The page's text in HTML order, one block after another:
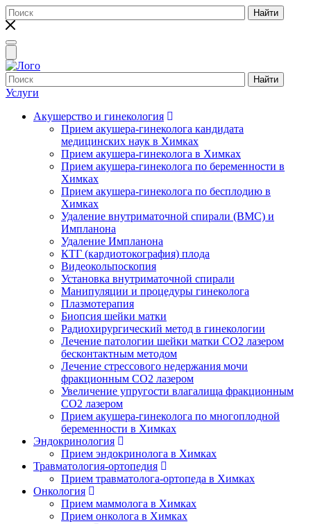
Найти
Toggle
navigation
Найти
Услуги
Акушерство и гинекология
Прием акушера-гинеколога кандидата
медицинских наук в Химках
Прием акушера-гинеколога в Химках
Прием акушера-гинеколога по беременности в
Химках
Прием акушера-гинеколога по бесплодию в
Химках
Удаление внутриматочной спирали (ВМС) и
Импланона
Удаление Импланона
КТГ (кардиотокография) плода
Видеокольпоскопия
Установка внутриматочной спирали
Манипуляции и процедуры гинеколога
Плазмотерапия
Биопсия шейки матки
Радиохирургический метод в гинекологии
Лечение патологии шейки матки CO2 лазером
бесконтактным методом
Лечение стрессового недержания мочи
фракционным CO2 лазером
Увеличение упругости влагалища фракционным
CO2 лазером
Прием акушера-гинеколога по многоплодной
беременности в Химках
Эндокринология
Прием эндокринолога в Химках
Травматология-ортопедия
Прием травматолога-ортопеда в Химках
Онкология
Прием маммолога в Химках
Прием онколога в Химках